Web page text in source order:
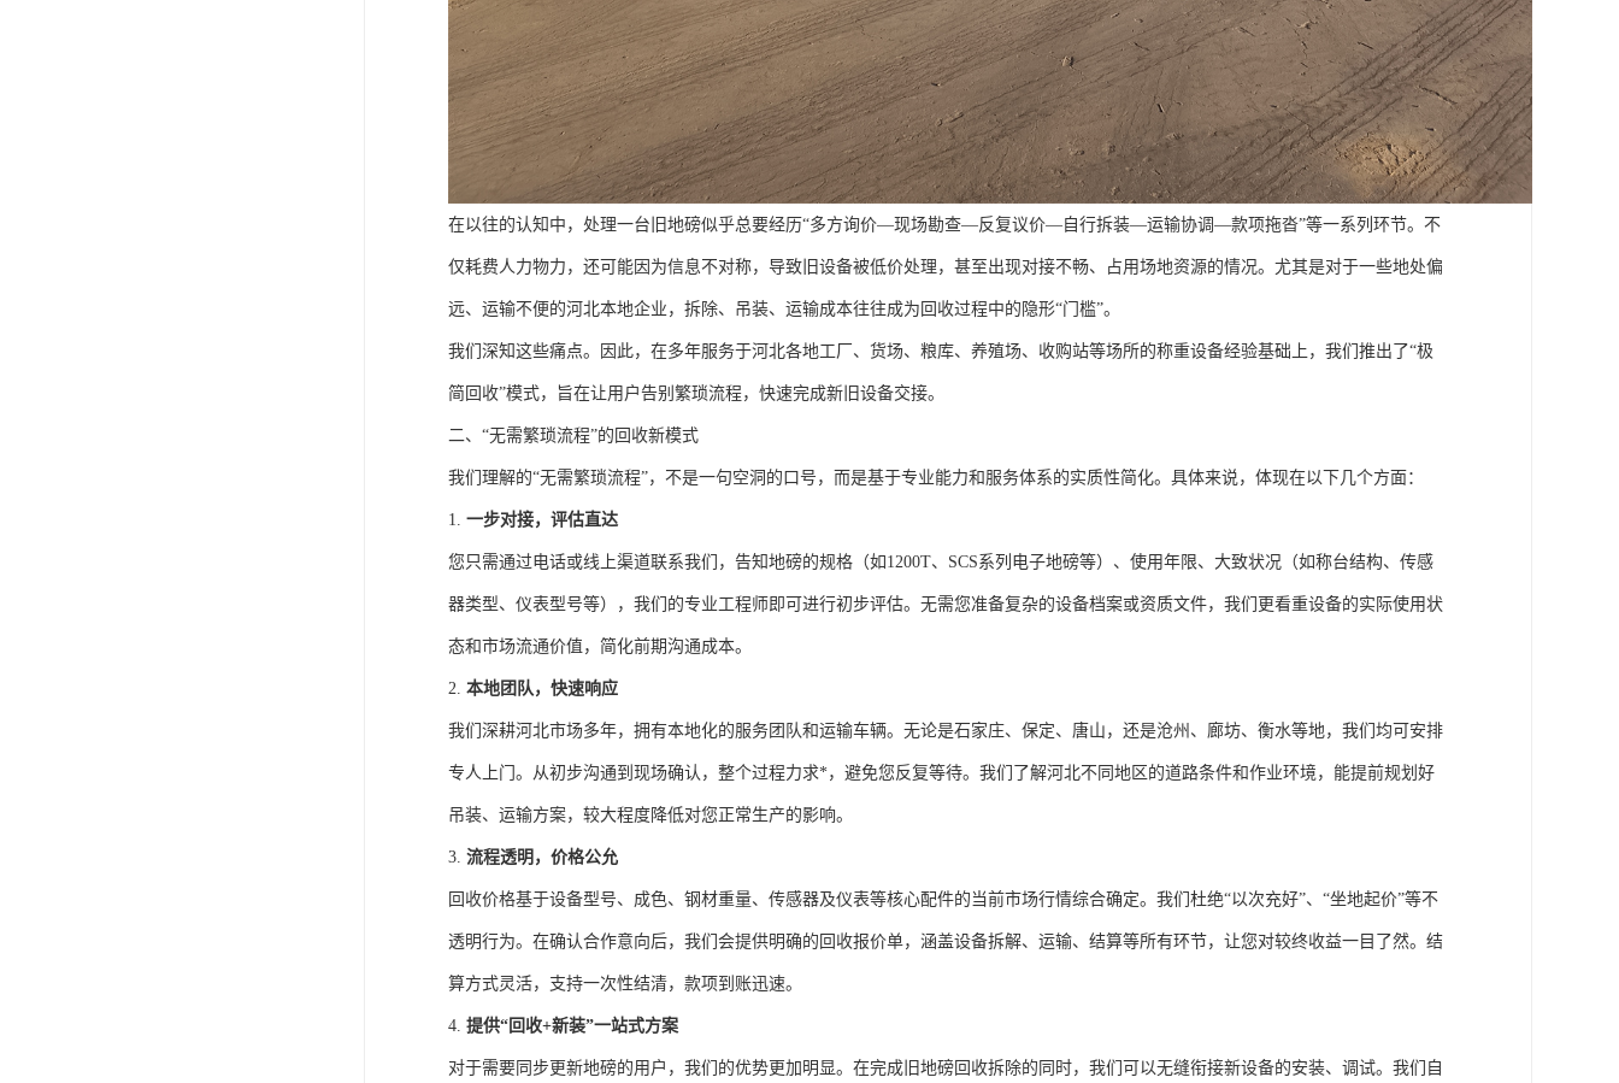
在以往的认知中，处理一台旧地磅似乎总要经历“多方询价—现场勘查—反复议价—自行拆装—运输协调—款项拖沓”等一系列环节。不
仅耗费人力物力，还可能因为信息不对称，导致旧设备被低价处理，甚至出现对接不畅、占用场地资源的情况。尤其是对于一些地处偏
远、运输不便的河北本地企业，拆除、吊装、运输成本往往成为回收过程中的隐形“门槛”。
我们深知这些痛点。因此，在多年服务于河北各地工厂、货场、粮库、养殖场、收购站等场所的称重设备经验基础上，我们推出了“极
简回收”模式，旨在让用户告别繁琐流程，快速完成新旧设备交接。
二、“无需繁琐流程”的回收新模式
我们理解的“无需繁琐流程”，不是一句空洞的口号，而是基于专业能力和服务体系的实质性简化。具体来说，体现在以下几个方面：
1. 一步对接，评估直达
您只需通过电话或线上渠道联系我们，告知地磅的规格（如1200T、SCS系列电子地磅等）、使用年限、大致状况（如称台结构、传感
器类型、仪表型号等），我们的专业工程师即可进行初步评估。无需您准备复杂的设备档案或资质文件，我们更看重设备的实际使用状
态和市场流通价值，简化前期沟通成本。
2. 本地团队，快速响应
我们深耕河北市场多年，拥有本地化的服务团队和运输车辆。无论是石家庄、保定、唐山，还是沧州、廊坊、衡水等地，我们均可安排
专人上门。从初步沟通到现场确认，整个过程力求*，避免您反复等待。我们了解河北不同地区的道路条件和作业环境，能提前规划好
吊装、运输方案，较大程度降低对您正常生产的影响。
3. 流程透明，价格公允
回收价格基于设备型号、成色、钢材重量、传感器及仪表等核心配件的当前市场行情综合确定。我们杜绝“以次充好”、“坐地起价”等不
透明行为。在确认合作意向后，我们会提供明确的回收报价单，涵盖设备拆解、运输、结算等所有环节，让您对较终收益一目了然。结
算方式灵活，支持一次性结清，款项到账迅速。
4. 提供“回收+新装”一站式方案
对于需要同步更新地磅的用户，我们的优势更加明显。在完成旧地磅回收拆除的同时，我们可以无缝衔接新设备的安装、调试。我们自